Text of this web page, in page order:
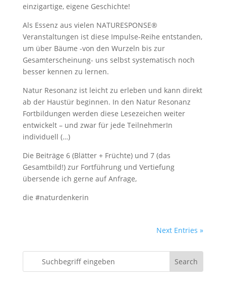
einzigartige, eigene Geschichte!
Als Essenz aus vielen NATURESPONSE®
Veranstaltungen ist diese Impulse-Reihe entstanden,
um über Bäume -von den Wurzeln bis zur
Gesamterscheinung- uns selbst systematisch noch
besser kennen zu lernen.
Natur Resonanz ist leicht zu erleben und kann direkt
ab der Haustür beginnen. In den Natur Resonanz
Fortbildungen werden diese Lesezeichen weiter
entwickelt – und zwar für jede TeilnehmerIn
individuell (…)
Die Beiträge 6 (Blätter + Früchte) und 7 (das
Gesamtbild!) zur Fortführung und Vertiefung
übersende ich gerne auf Anfrage,
die #naturdenkerin
Next Entries »